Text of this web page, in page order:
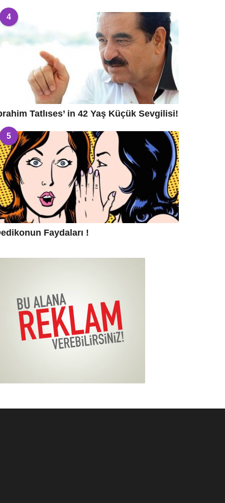
4
Tatlıses’ in 42 Yaş Küçük Sevgilisi!
5
Faydaları !